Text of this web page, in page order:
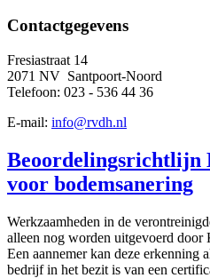
Contactgegevens
Fresiastraat 14
2071 NV Santpoort-Noord
Telefoon: 023 - 536 44 36
E-mail: info@rvdh.nl
Beoordelingsrichtlijn
voor bodemsanering
Werkzaamheden in de
alleen nog worden uitgevoerd
Een aannemer kan deze erkenning
bedrijf in het bezit is van een